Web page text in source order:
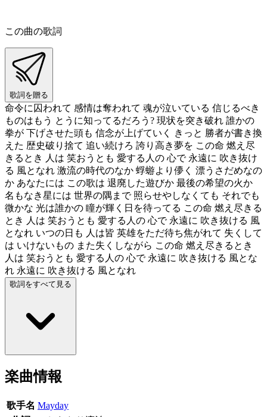
この曲の歌詞
歌詞を贈る
命令に囚われて 感情は奪われて 魂が泣いている 信じるべき
ものはもう とうに知ってるだろう? 現状を突き破れ 誰かの
拳が 下げさせた頭も 信念が上げていく きっと 勝者が書き換
えた 歴史破り捨て 追い続けろ 誇り高き夢を この命 燃え尽
きるとき 人は 笑おうとも 愛する人の 心で 永遠に 吹き抜け
る 風となれ 激流の時代のなか 蜉蝣より儚く 漂うさだめなの
か あなたには この歌は 退廃した遊びか 最後の希望の火か
名もなき星には 世界の隅まで 照らせやしなくても それでも
微かな 光は誰かの 瞳が輝く日を待ってる この命 燃え尽きる
とき 人は 笑おうとも 愛する人の 心で 永遠に 吹き抜ける 風
となれ いつの日も 人は皆 英雄をただ待ち焦がれて 失くして
は いけないもの また失くしながら この命 燃え尽きるとき
人は 笑おうとも 愛する人の 心で 永遠に 吹き抜ける 風とな
れ 永遠に 吹き抜ける 風となれ
歌詞をすべて見る
楽曲情報
歌手名 Mayday